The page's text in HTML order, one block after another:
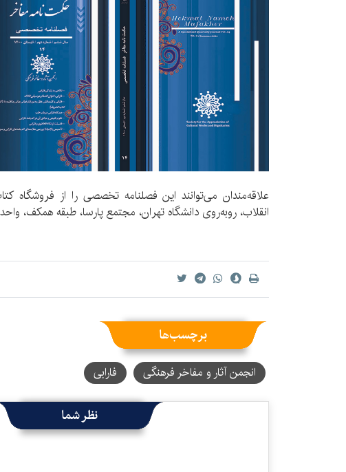
علاقه‌مندان می‌توانند این فصلنامه تخصصی را از فروشگاه
انقلاب، روبه‌روی دانشگاه تهران، مجتمع پارسا، طبقه همکف، واحد ۱۰ تهیه کنند.
برچسب‌ها
انجمن آثار و مفاخر فرهنگی فارابی
نظر شما